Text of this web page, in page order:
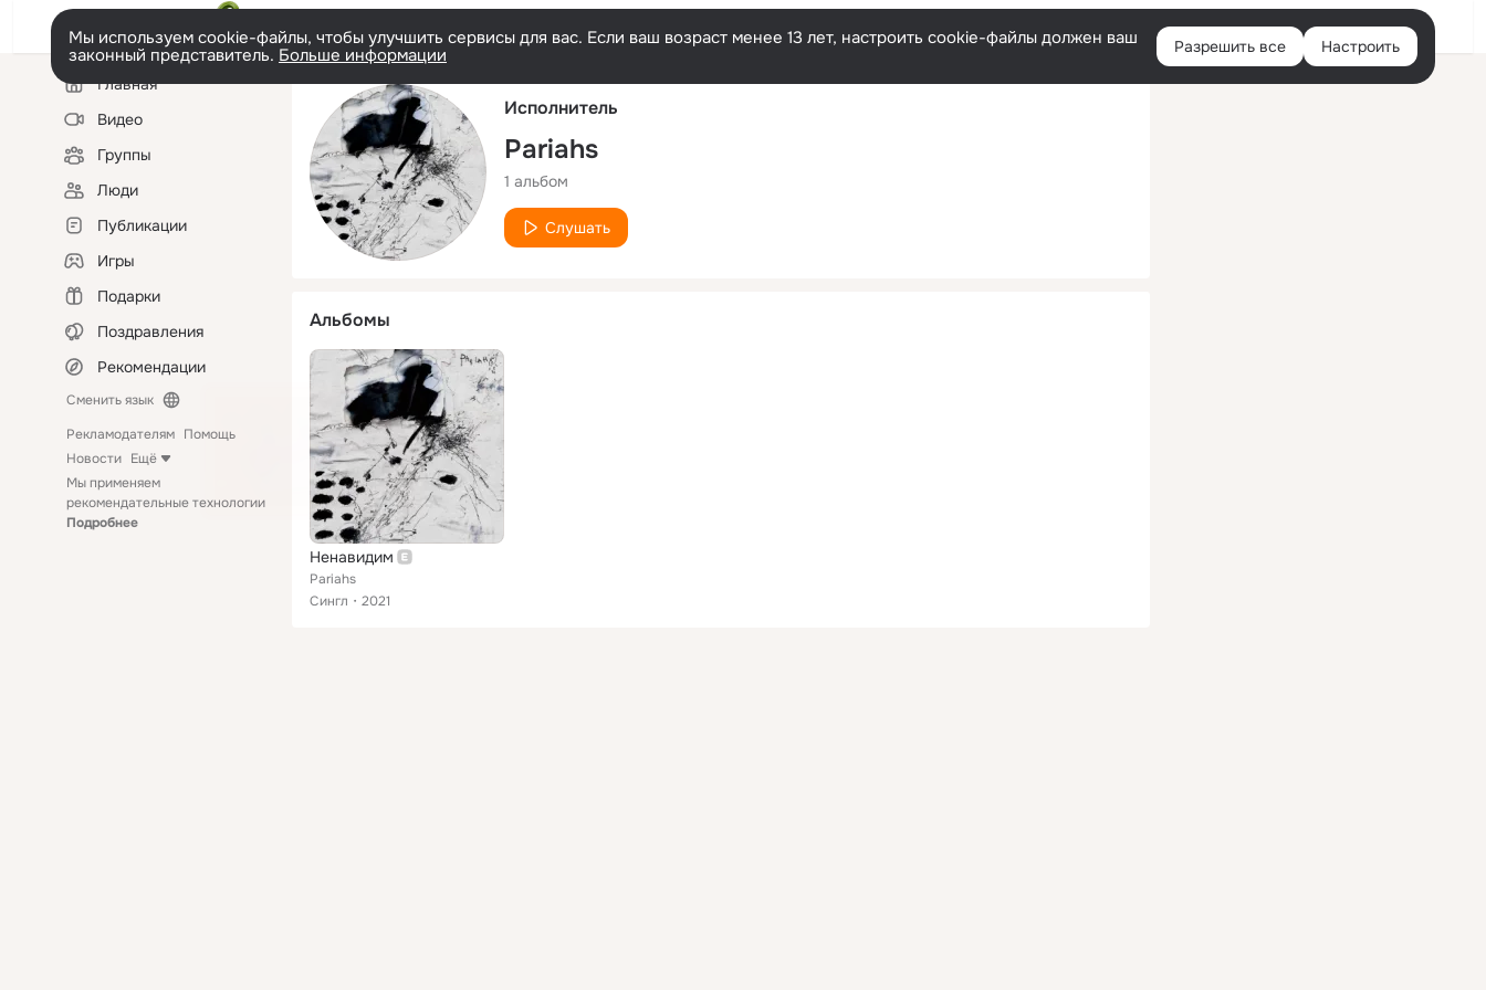
Русский Войти
Мы используем cookie-файлы, чтобы улучшить сервисы для вас. Если ваш возраст менее 13 лет, настроить cookie-файлы должен ваш
законный представитель. Больше информации Разрешить все Настроить
Левая
колонкаГлавная
Видео
Группы
Люди
Публикации
Игры
Подарки
Поздравления
Рекомендации
Сменить язык
Рекламодателям Помощь
Новости Ещё
Мы применяем
рекомендательные технологии
Подробнее
Исполнитель
Pariahs
1 альбом
Слушать
Альбомы
Ненавидим
Pariahs
Сингл
2021